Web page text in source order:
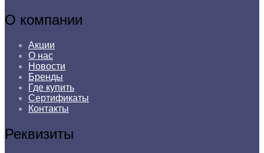
О компании
Акции
О нас
Новости
Бренды
Где купить
Сертификаты
Контакты
Реквизиты